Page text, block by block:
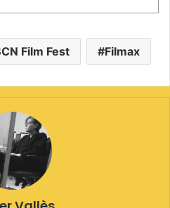
Film Fest Filmax